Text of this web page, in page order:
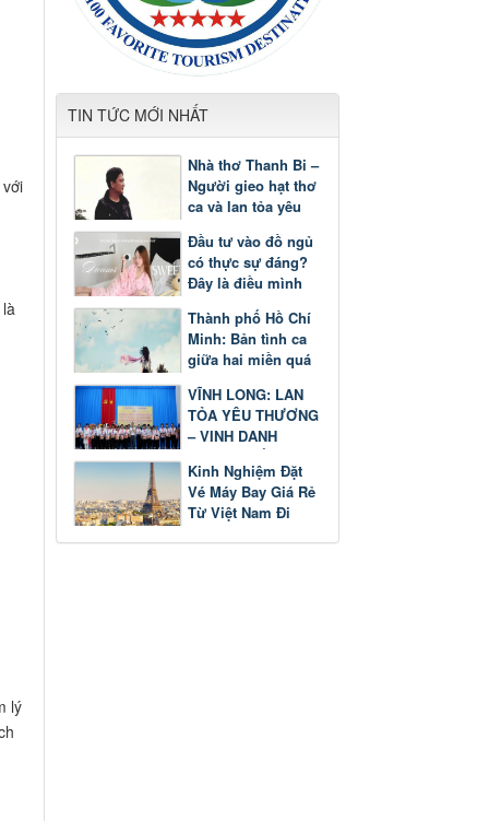
lý
TIN TỨC MỚI NHẤT
Nhà thơ Thanh Bi –
Người gieo hạt thơ
ca và lan tỏa yêu
Đầu tư vào đồ ngủ
có thực sự đáng?
Đây là điều mình
thời gian
Thành phố Hồ Chí
Minh: Bản tình ca
giữa hai miền quá
VĨNH LONG: LAN
TỎA YÊU THƯƠNG
– VINH DANH
GƯƠNG SÁNG
HỌC TẬP
Kinh Nghiệm Đặt
Vé Máy Bay Giá Rẻ
Từ Việt Nam Đi